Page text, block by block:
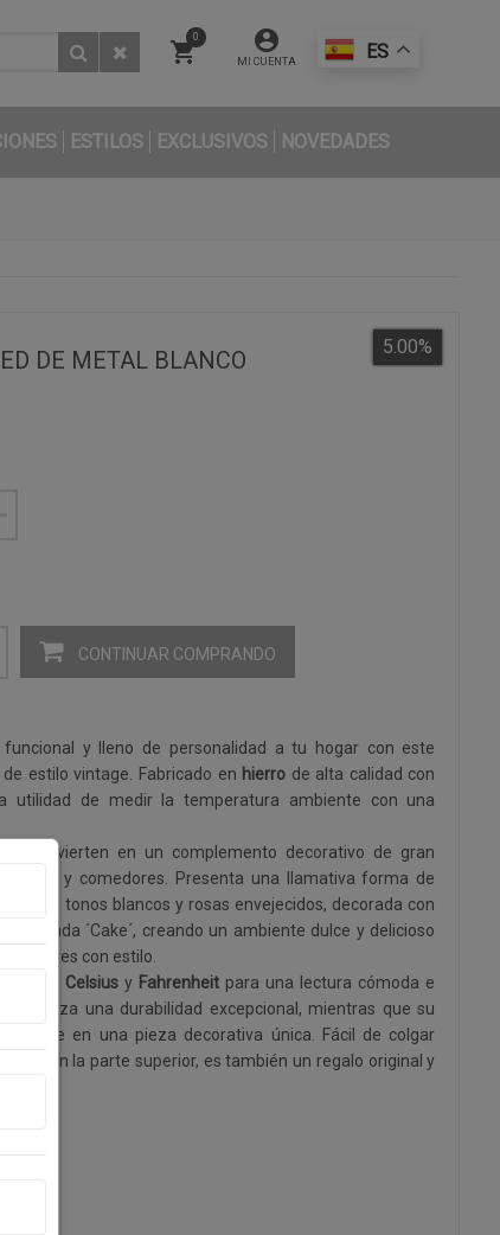
ES
MI CUENTA
0
ESTILOS EXCLUSIVOS NOVEDADES
DE METAL BLANCO
5.00%
CONTINUAR COMPRANDO
y lleno de personalidad a tu hogar con este
estilo vintage. Fabricado en hierro de alta calidad con
utilidad de medir la temperatura ambiente con una
lo convierten en un complemento decorativo de gran
y comedores. Presenta una llamativa forma de
en tonos blancos y rosas envejecidos, decorada con
leyenda ´Cake´, creando un ambiente dulce y delicioso
con estilo.
grados Celsius y Fahrenheit para una lectura cómoda e
garantiza una durabilidad excepcional, mientras que su
en una pieza decorativa única. Fácil de colgar
en la parte superior, es también un regalo original y